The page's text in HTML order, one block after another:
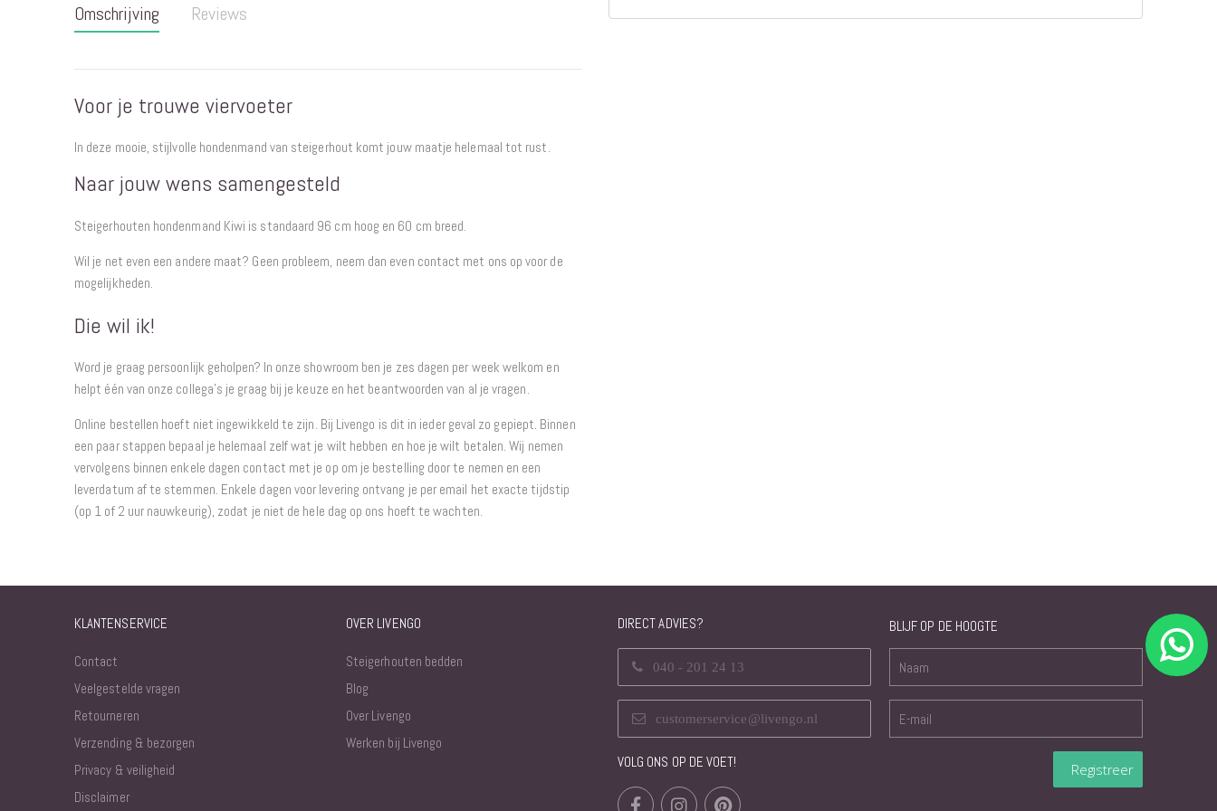
Interieur
begin
van
gallerij
Omschrijving
Voor je trouwe viervoeter
In deze mooie, stijlvolle hondenmand van steigerhout komt jouw maatje helemaal tot rust.
Naar jouw wens samengesteld
Steigerhouten hondenmand Kiwi is standaard 96 cm hoog en 60 cm breed.
Wil je net even een andere maat? Geen probleem, neem dan even contact met ons op voor de
mogelijkheden.
Die wil ik!
Word je graag persoonlijk geholpen? In onze showroom ben je zes dagen per week welkom en
helpt één van onze collega’s je graag bij je keuze en het beantwoorden van al je vragen.
Online bestellen hoeft niet ingewikkeld te zijn. Bij Livengo is dit in ieder geval zo gepiept. Binnen
een paar stappen bepaal je helemaal zelf wat je wilt hebben en hoe je wilt betalen. Wij nemen
vervolgens binnen enkele dagen contact met je op om je bestelling door te nemen en een
leverdatum af te stemmen. Enkele dagen voor levering ontvang je per email het exacte tijdstip
(op 1 of 2 uur nauwkeurig), zodat je niet de hele dag op ons hoeft te wachten.
Reviews
KLANTENSERVICE
Contact
Veelgestelde vragen
Retourneren
Verzending & bezorgen
Privacy & veiligheid
Disclaimer
OVER LIVENGO
Steigerhouten bedden
Blog
Over Livengo
Werken bij Livengo
DIRECT ADVIES?
040 - 201 24 13
customerservice@livengo.nl
VOLG ONS OP DE VOET!
BLIJF OP DE HOOGTE
Registreer